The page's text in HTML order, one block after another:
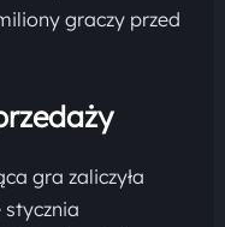
graczy przed
gra zaliczyła
stycznia